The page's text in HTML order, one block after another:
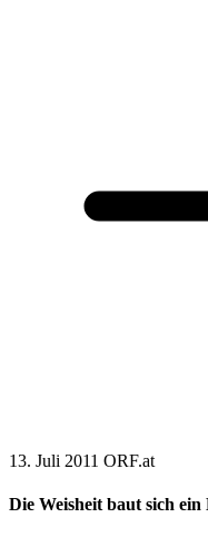
13. Juli 2011 ORF.at
Die Weisheit baut sich ein